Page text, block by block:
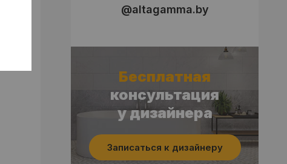
@altagamma.by
Бесплатная
консультация
у дизайнера
Записаться к дизайнеру